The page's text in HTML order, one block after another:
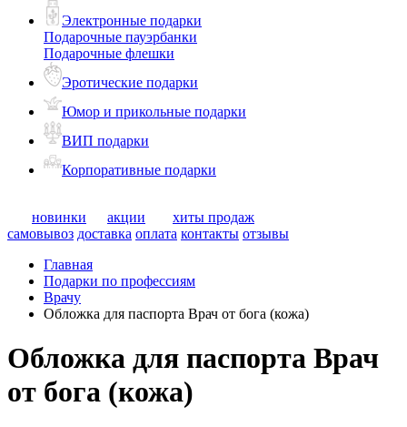
Электронные подарки
Подарочные пауэрбанки
Подарочные флешки
Эротические подарки
Юмор и прикольные подарки
ВИП подарки
Корпоративные подарки
новинки акции
хиты продаж
самовывоз доставка оплата контакты отзывы
Главная
Подарки по профессиям
Врачу
Обложка для паспорта Врач от бога (кожа)
Обложка для паспорта Врач
от бога (кожа)